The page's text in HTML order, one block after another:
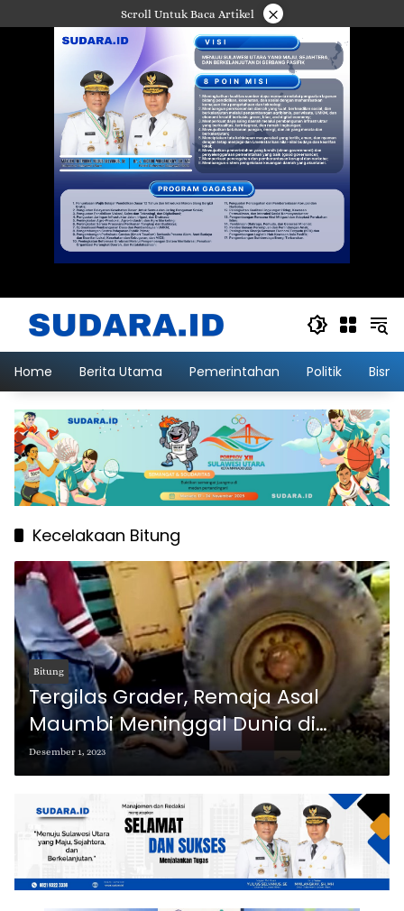
ke
Scroll Untuk Baca Artikel ×
Home Berita Utama Pemerintahan Politik
Kecelakaan Bitung
Bitung
Tergilas Grader, Remaja Asal
Maumbi Meninggal Dunia di
Bitung
Desember 1, 2023